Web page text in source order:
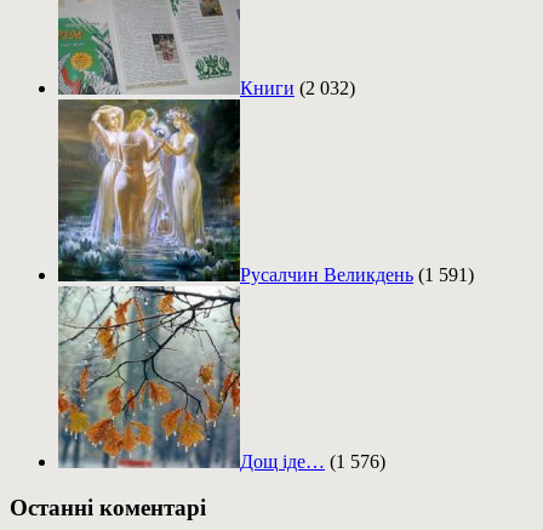
Книги (2 032)
Русалчин Великдень (1 591)
Дощ іде… (1 576)
Останні коментарі